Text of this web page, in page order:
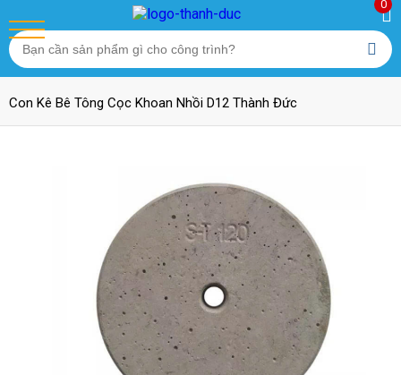
0
Trang chủ / Sản phẩm / Con Kê Bê Tông Cọc Khoan Nhồi
Con Kê Bê Tông Cọc Khoan Nhồi D12 Thành Đức